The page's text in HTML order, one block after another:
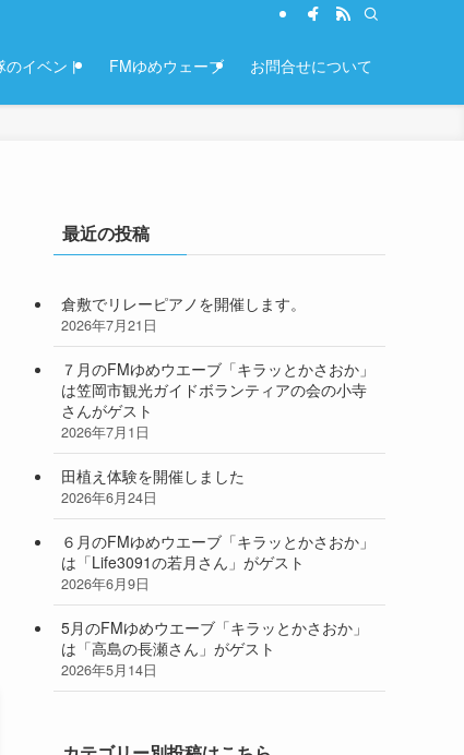
のイベント FMゆめウェーブ お問合せについて
最近の投稿
倉敷でリレーピアノを開催します。
2026年7月21日
７月のFMゆめウエーブ「キラッとかさおか」
は笠岡市観光ガイドボランティアの会の小寺
さんがゲスト
2026年7月1日
田植え体験を開催しました
2026年6月24日
６月のFMゆめウエーブ「キラッとかさおか」
は「Life3091の若月さん」がゲスト
2026年6月9日
5月のFMゆめウエーブ「キラッとかさおか」
は「高島の長瀬さん」がゲスト
2026年5月14日